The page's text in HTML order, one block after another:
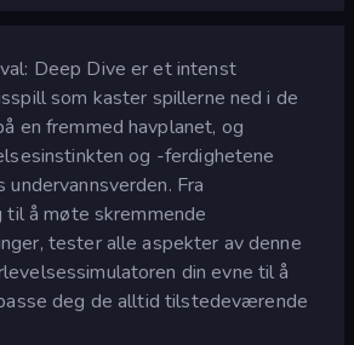
Deep Dive er et intenst
som kaster spillerne ned i de
en fremmed havplanet, og
og -ferdighetene
undervannsverden. Fra
til å møte skremmende
tester alle aspekter av denne
din evne til å
deg de alltid tilstedeværende